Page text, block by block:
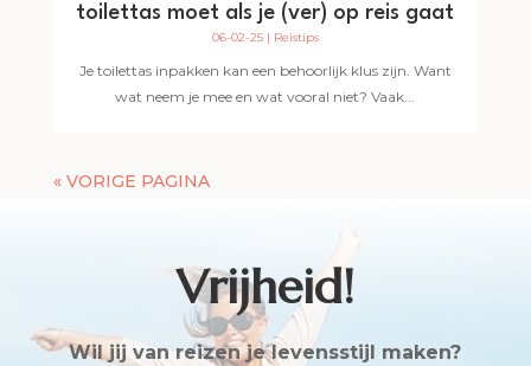
toilettas moet als je (ver) op reis gaat
06-02-25| Reistips
Je toilettas inpakken kan een behoorlijk klus zijn. Want
wat neem je mee en wat vooral niet? Vaak...
« VORIGE PAGINA
Vrijheid!
Wil jij van reizen je levensstijl maken?